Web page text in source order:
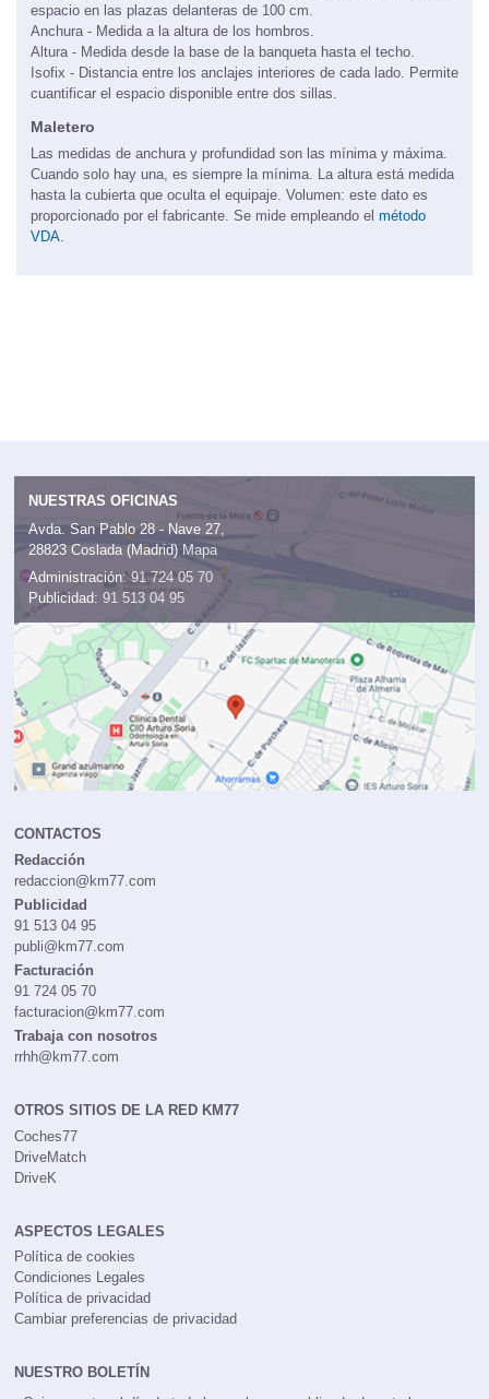
espacio en las plazas delanteras de 100 cm.
Anchura - Medida a la altura de los hombros.
Altura - Medida desde la base de la banqueta hasta el techo.
Isofix - Distancia entre los anclajes interiores de cada lado. Permite
cuantificar el espacio disponible entre dos sillas.
Maletero
Las medidas de anchura y profundidad son las mínima y máxima.
Cuando solo hay una, es siempre la mínima. La altura está medida
hasta la cubierta que oculta el equipaje. Volumen: este dato es
proporcionado por el fabricante. Se mide empleando el método
VDA.
NUESTRAS OFICINAS
Avda. San Pablo 28 - Nave 27,
28823 Coslada (Madrid) Mapa
Administración: 91 724 05 70
Publicidad: 91 513 04 95
CONTACTOS
Redacción
redaccion@km77.com
Publicidad
91 513 04 95
publi@km77.com
Facturación
91 724 05 70
facturacion@km77.com
Trabaja con nosotros
rrhh@km77.com
OTROS SITIOS DE LA RED KM77
Coches77
DriveMatch
DriveK
ASPECTOS LEGALES
Política de cookies
Condiciones Legales
Política de privacidad
Cambiar preferencias de privacidad
NUESTRO BOLETÍN